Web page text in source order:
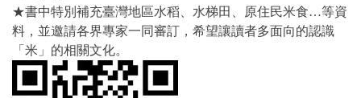
★書中特別補充臺灣地區水稻、水梯田、原住民米食…等資
料，並邀請各界專家一同審訂，希望讓讀者多面向的認識
「米」的相關文化。